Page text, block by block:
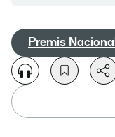
Premis